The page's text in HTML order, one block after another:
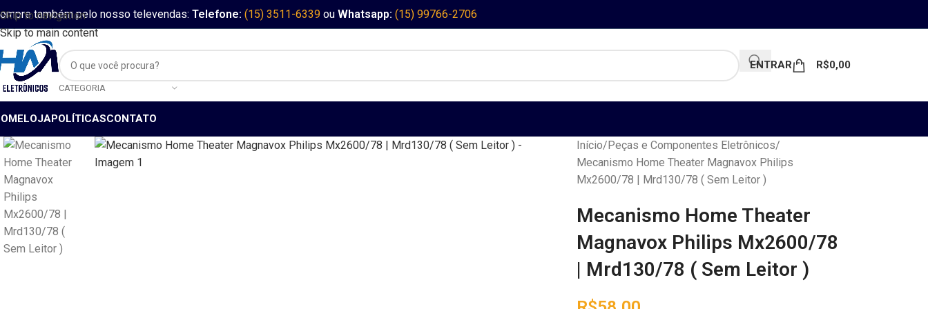
Skip to navigation
Skip to main content
também pelo nosso televendas: Telefone: (15) 3511-6339 ou Whatsapp: (15) 99766-2706
CATEGORIA
ENTRAR R$0,00
LOJAPOLÍTICASCONTATO
Início Peças e Componentes Eletrônicos
Mecanismo Home Theater Magnavox Philips
Mx2600/78 | Mrd130/78 ( Sem Leitor )
Mecanismo Home Theater
Magnavox Philips Mx2600/78
| Mrd130/78 ( Sem Leitor )